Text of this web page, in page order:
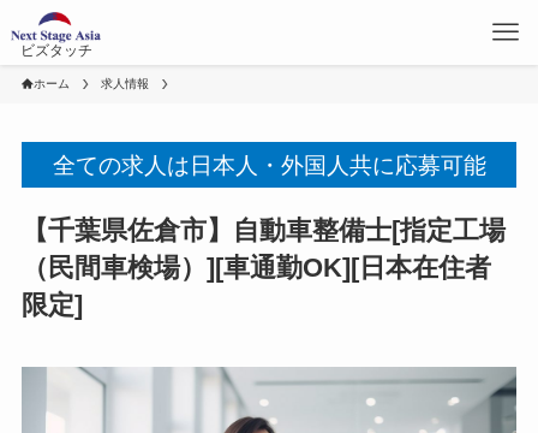
ビズタッチ
ホーム 求人情報
全ての求人は日本人・外国人共に応募可能
【千葉県佐倉市】自動車整備士[指定工場
（民間車検場）][車通勤OK][日本在住者
限定]